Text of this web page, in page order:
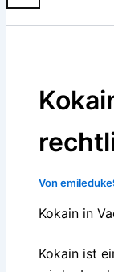
Von
Kokain in
Kokain ist